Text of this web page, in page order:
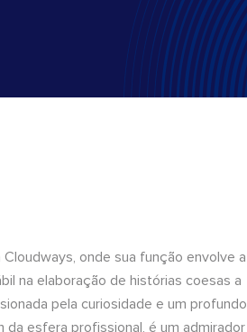
onde sua função envolve a
na elaboração de histórias coesas a
pela curiosidade e um profundo
da esfera profissional, é um admirador